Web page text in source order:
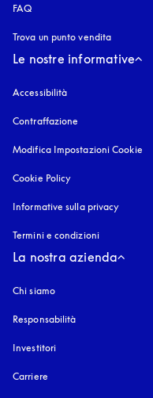
FAQ
Trova un punto vendita
Le nostre informative
Accessibilità
Contraffazione
Modifica Impostazioni Cookie
Cookie Policy
Informative sulla privacy
Termini e condizioni
La nostra azienda
Chi siamo
Responsabilità
Investitori
Carriere